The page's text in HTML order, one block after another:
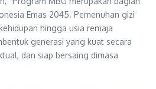
Emas 2045. Pemenuhan gizi
hingga usia remaja
generasi yang kuat secara
dan siap bersaing dimasa